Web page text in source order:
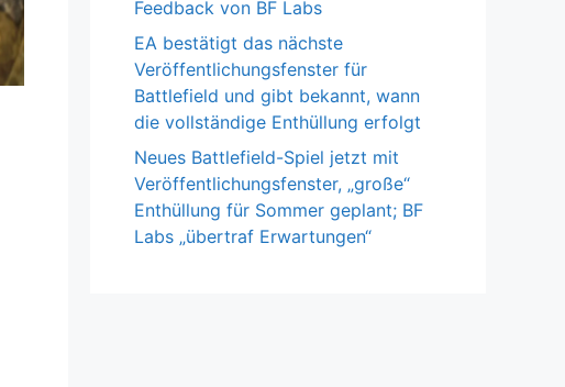
Feedback von BF Labs
EA bestätigt das nächste
Veröffentlichungsfenster für
Battlefield und gibt bekannt, wann
die vollständige Enthüllung erfolgt
Neues Battlefield-Spiel jetzt mit
Veröffentlichungsfenster, „große“
Enthüllung für Sommer geplant; BF
Labs „übertraf Erwartungen“